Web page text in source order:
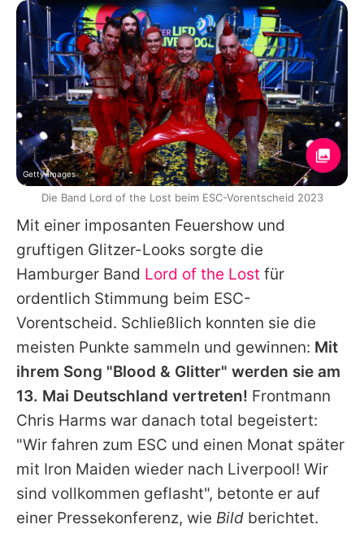
Mit einer imposanten Feuershow und
gruftigen Glitzer-Looks sorgte die
Hamburger Band Lord of the Lost für
ordentlich Stimmung beim ESC-
Vorentscheid. Schließlich konnten sie die
meisten Punkte sammeln und gewinnen: Mit
ihrem Song "Blood & Glitter" werden sie am
13. Mai Deutschland vertreten! Frontmann
Chris Harms war danach total begeistert:
"Wir fahren zum ESC und einen Monat später
mit Iron Maiden wieder nach Liverpool! Wir
sind vollkommen geflasht", betonte er auf
einer Pressekonferenz, wie Bild berichtet.
Getty Images
Die Band Lord of the Lost beim ESC-Vorentscheid 2023